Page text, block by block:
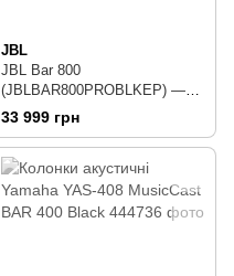
JBL
JBL Bar 800
(JBLBAR800PROBLKEP) —
Саундбар із бездротовим
сабвуфером 5.1.2 340 Вт +
300 Вт
33 999 грн